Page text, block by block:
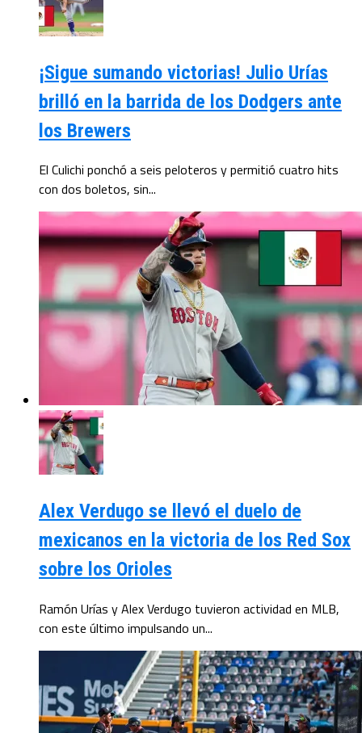
¡Sigue sumando victorias! Julio Urías
brilló en la barrida de los Dodgers ante
los Brewers
El Culichi ponchó a seis peloteros y permitió cuatro hits
con dos boletos, sin...
Alex Verdugo se llevó el duelo de
mexicanos en la victoria de los Red Sox
sobre los Orioles
Ramón Urías y Alex Verdugo tuvieron actividad en MLB,
con este último impulsando un...